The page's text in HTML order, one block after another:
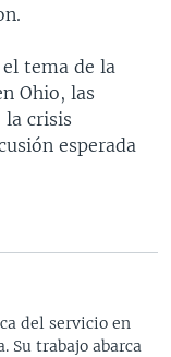
tema de la
Ohio, las
la crisis
esperada
del servicio en
Su trabajo abarca